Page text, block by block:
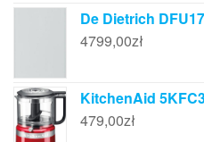
De Dietrich
4799,00zł
KitchenAid
479,00zł